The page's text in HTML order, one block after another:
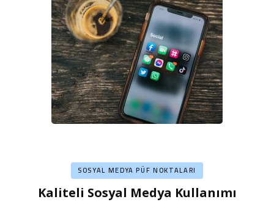
SOSYAL MEDYA PÜF NOKTALARI
Kaliteli Sosyal Medya Kullanımı